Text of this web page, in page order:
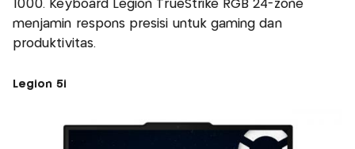
1000. Keyboard Legion TrueStrike RGB 24-zone
menjamin respons presisi untuk gaming dan
produktivitas.
Legion 5i